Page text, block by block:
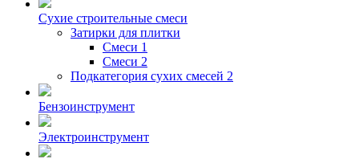
Сухие строительные смеси
Затирки для плитки
Смеси 1
Смеси 2
Подкатегория сухих смесей 2
Бензоинструмент
Электроинструмент